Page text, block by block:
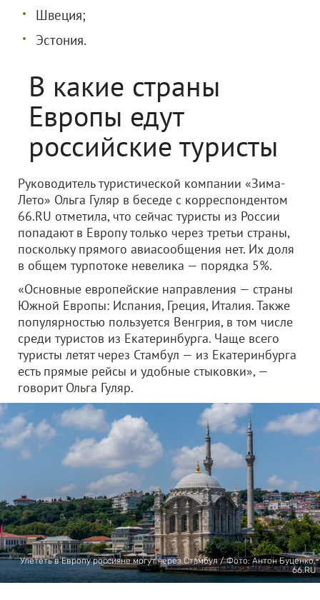
Швеция;
Эстония.
В какие страны
Европы едут
российские туристы
Руководитель туристической компании «Зима-
Лето» Ольга Гуляр в беседе с корреспондентом
66.RU отметила, что сейчас туристы из России
попадают в Европу только через третьи страны,
поскольку прямого авиасообщения нет. Их доля
в общем турпотоке невелика — порядка 5%.
«Основные европейские направления — страны
Южной Европы: Испания, Греция, Италия. Также
популярностью пользуется Венгрия, в том числе
среди туристов из Екатеринбурга. Чаще всего
туристы летят через Стамбул — из Екатеринбурга
есть прямые рейсы и удобные стыковки», —
говорит Ольга Гуляр.
Улететь в Европу россияне могут через Стамбул / Фото: Антон Буценко,
66.RU